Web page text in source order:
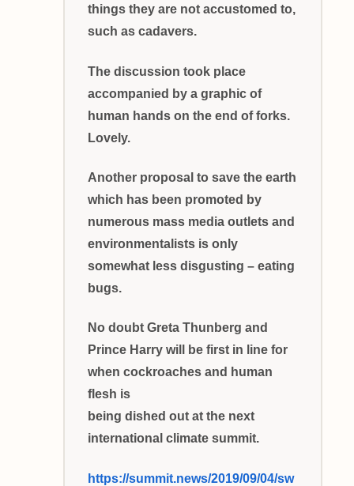
things they are not accustomed to,
such as cadavers.
The discussion took place
accompanied by a graphic of
human hands on the end of forks.
Lovely.
Another proposal to save the earth
which has been promoted by
numerous mass media outlets and
environmentalists is only
somewhat less disgusting – eating
bugs.
No doubt Greta Thunberg and
Prince Harry will be first in line for
when cockroaches and human
flesh is
being dished out at the next
international climate summit.
https://summit.news/2019/09/04/sw